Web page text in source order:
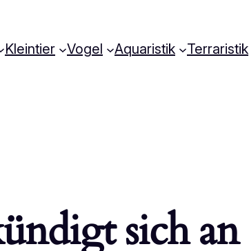
Kleintier Vogel Aquaristik Terraristik
sich an